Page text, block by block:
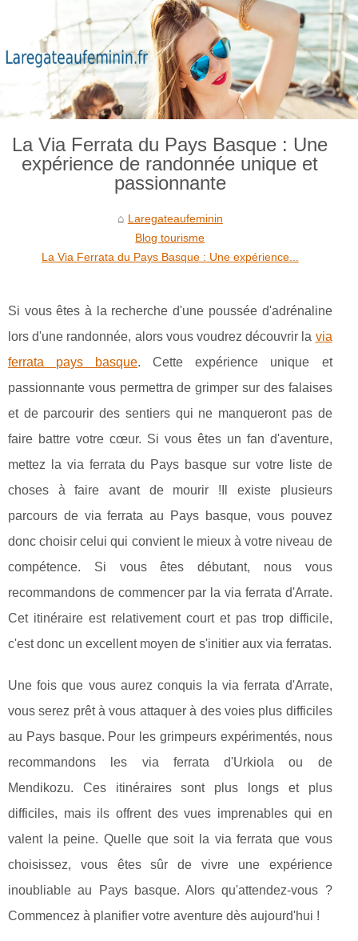
La Via Ferrata du Pays Basque : Une
expérience de randonnée unique et
passionnante
Laregateaufeminin
Blog tourisme
La Via Ferrata du Pays Basque : Une expérience...
Si vous êtes à la recherche d'une poussée d'adrénaline
lors d'une randonnée, alors vous voudrez découvrir la via
ferrata pays basque. Cette expérience unique et
passionnante vous permettra de grimper sur des falaises
et de parcourir des sentiers qui ne manqueront pas de
faire battre votre cœur. Si vous êtes un fan d'aventure,
mettez la via ferrata du Pays basque sur votre liste de
choses à faire avant de mourir !Il existe plusieurs
parcours de via ferrata au Pays basque, vous pouvez
donc choisir celui qui convient le mieux à votre niveau de
compétence. Si vous êtes débutant, nous vous
recommandons de commencer par la via ferrata d'Arrate.
Cet itinéraire est relativement court et pas trop difficile,
c'est donc un excellent moyen de s'initier aux via ferratas.
Une fois que vous aurez conquis la via ferrata d'Arrate,
vous serez prêt à vous attaquer à des voies plus difficiles
au Pays basque. Pour les grimpeurs expérimentés, nous
recommandons les via ferrata d'Urkiola ou de
Mendikozu. Ces itinéraires sont plus longs et plus
difficiles, mais ils offrent des vues imprenables qui en
valent la peine. Quelle que soit la via ferrata que vous
choisissez, vous êtes sûr de vivre une expérience
inoubliable au Pays basque. Alors qu'attendez-vous ?
Commencez à planifier votre aventure dès aujourd'hui !